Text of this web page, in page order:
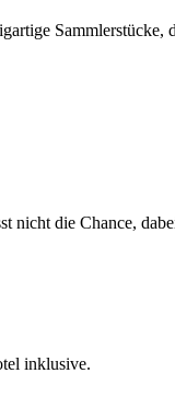
Sammlerstücke,
nicht die Chance,
inklusive.